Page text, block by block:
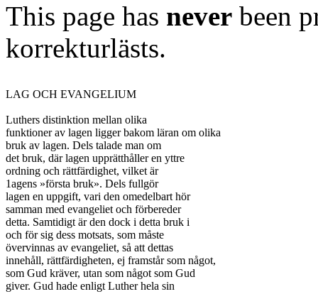
This page has never been
korrekturlästs.
LAG OCH EVANGELIUM
Luthers distinktion mellan olika
funktioner av lagen ligger bakom läran om olika
bruk av lagen. Dels talade man om
det bruk, där lagen upprätthåller en yttre
ordning och rättfärdighet, vilket är
1agens »första bruk». Dels fullgör
lagen en uppgift, vari den omedelbart hör
samman med evangeliet och förbereder
detta. Samtidigt är den dock i detta bruk i
och för sig dess motsats, som måste
övervinnas av evangeliet, så att dettas
innehåll, rättfärdigheten, ej framstår som något,
som Gud kräver, utan som något som Gud
giver. Gud hade enligt Luther hela sin